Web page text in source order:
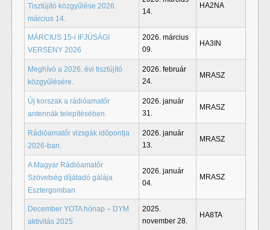
Tisztújító közgyűlése 2026.
március 14.
14.
HA2NA
MÁRCIUS 15-i IFJÚSÁGI
VERSENY 2026
2026. március
09.
HA3IN
Meghívó a 2026. évi tisztújító
közgyűlésére.
2026. február
24.
MRASZ
Új korszak a rádióamatőr
antennák telepítésében.
2026. január
31.
MRASZ
Rádióamatőr vizsgák időpontja
2026-ban.
2026. január
13.
MRASZ
A Magyar Rádióamatőr
Szövetség díjátadó gálája
Esztergomban
2026. január
04.
MRASZ
December YOTA hónap – DYM
aktivitás 2025
2025.
november 28.
HA8TA